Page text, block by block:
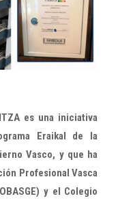
es una iniciativa
Eraikal de la
Vasco, y que ha
Profesional Vasca
y el Colegio